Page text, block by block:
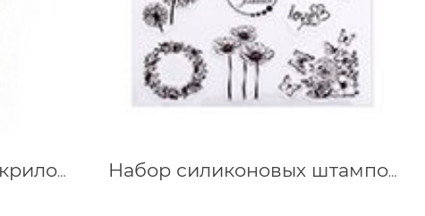
Штамп прозрачный акриловый "Одуванчик" Набор силиконовых штампов Цветы, 15х15 см